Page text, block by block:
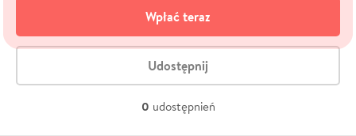
Wpłać teraz
Udostępnij
0 udostępnień